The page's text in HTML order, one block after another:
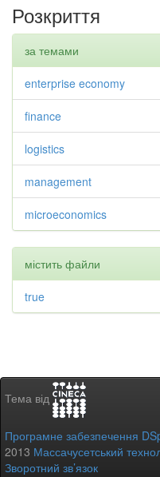
Розкриття
за темами
enterprise economy
finance
logistics
management
microeconomics
містить файли
true
Тема від
Програмне забезпечення
2013 Массачусетський
Зворотний зв’язок